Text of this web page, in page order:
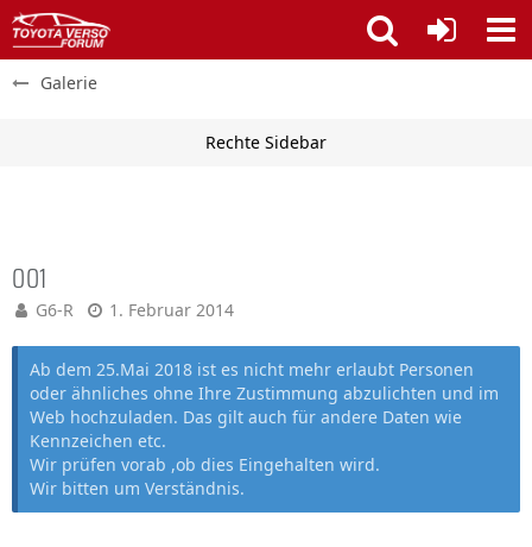
Galerie
001
G6-R 1. Februar 2014
Ab dem 25.Mai 2018 ist es nicht mehr erlaubt Personen
oder ähnliches ohne Ihre Zustimmung abzulichten und im
Web hochzuladen. Das gilt auch für andere Daten wie
Kennzeichen etc.
Wir prüfen vorab ,ob dies Eingehalten wird.
Wir bitten um Verständnis.